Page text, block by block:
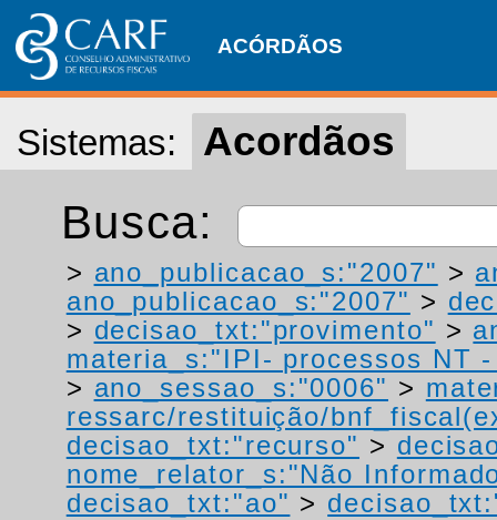
ACÓRDÃOS
Sistemas: Acordãos
Busca:
> ano_publicacao_s:"2007" >
ano_publicacao_s:"2007" >
> decisao_txt:"provimento" >
materia_s:"IPI- processos NT
> ano_sessao_s:"0006" >
ressarc/restituição/
decisao_txt:"recurso" >
nome_relator_s:"Não
decisao_txt:"ao" >